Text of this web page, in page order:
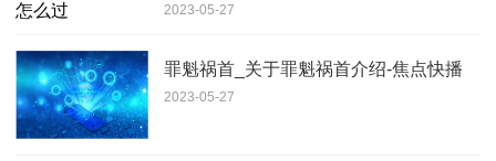
2023-05-27
罪魁祸首_关于罪魁祸首介绍-焦点快播
2023-05-27